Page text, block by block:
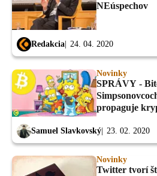
NEúspechov
Redakcia 24. 04. 2020
Novinky
SPRÁVY -
propaguje
Samuel Slavkovský 23. 02. 2020
Novinky
Twitter tvorí